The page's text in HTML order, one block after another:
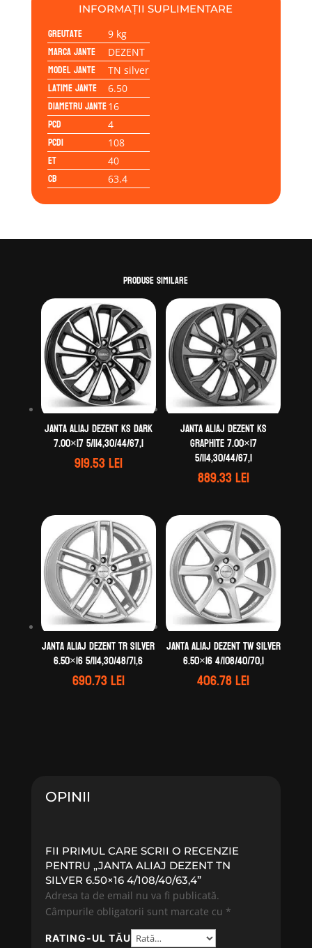
INFORMAȚII SUPLIMENTARE
Greutate 9 kg
Marca jante DEZENT
Model jante TN silver
Latime jante 6.50
Diametru jante16
PCD 4
PCD1 108
ET 40
CB 63.4
Produse similare
Janta aliaj DEZENT KS dark
7.00×17 5/114,30/44/67,1
919.53lei
Janta aliaj DEZENT KS
graphite 7.00×17
5/114,30/44/67,1
889.33lei
Janta aliaj DEZENT TR silver
6.50×16 5/114,30/48/71,6
690.73lei
Janta aliaj DEZENT TW silver
6.50×16 4/108/40/70,1
406.78lei
OPINII
FII PRIMUL CARE SCRII O RECENZIE
PENTRU „JANTA ALIAJ DEZENT TN
SILVER 6.50×16 4/108/40/63,4”
Adresa ta de email nu va fi publicată.
Câmpurile obligatorii sunt marcate cu *
RATING-UL TĂU